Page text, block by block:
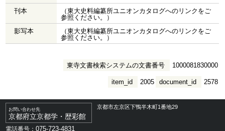
刊本
（東大史料編纂所ユニオンカタログへのリンクをご
参照ください。）
影写本
（東大史料編纂所ユニオンカタログへのリンクをご
参照ください。）
東寺文書検索システムの文書番号 1000081830000
document_id 2578
item_id 2005
お問い合わせ先
京都府立京都学・歴彩館
京都市左京区下鴨半木町1番地29
電話番号：075-723-4831